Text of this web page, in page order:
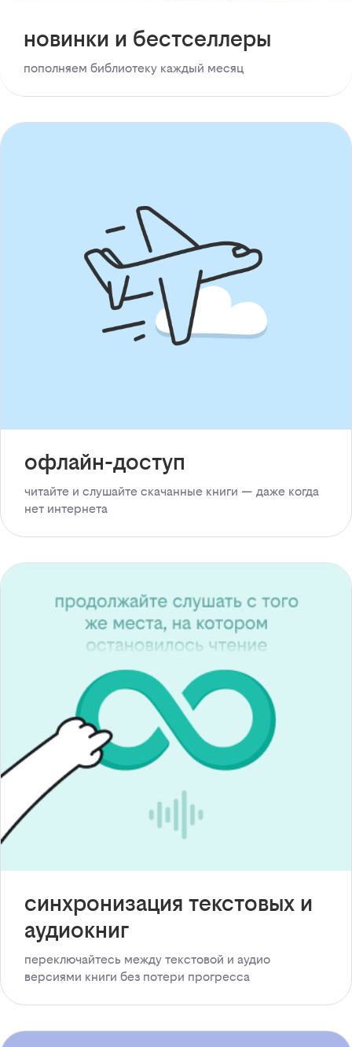
новинки и бестселлеры
пополняем библиотеку каждый месяц
офлайн-доступ
читайте и слушайте скачанные книги — даже когда
нет интернета
синхронизация текстовых и
аудиокниг
переключайтесь между текстовой и аудио
версиями книги без потери прогресса